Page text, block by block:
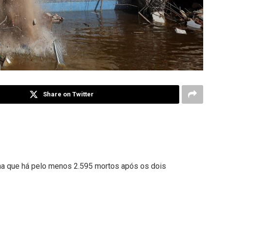
Share on Twitter
que há pelo menos 2.595 mortos após os dois